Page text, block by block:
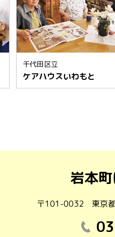
千代田区立
ケアハウスいわもと
岩本
〒101-0032 東京